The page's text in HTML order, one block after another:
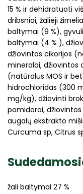
15 % ir dehidratuoti
dribsniai, žalieji
baltymai (9 %),
baltymai (4 % ),
džiovintos cikorijos
mineralai, džiovintos
(natūralus MOS ir
hidrochloridas (300
mg/kg), džiovinti
pomidorai,
augalų ekstrakto
Curcuma sp, Citrus
žali baltymai 27 %